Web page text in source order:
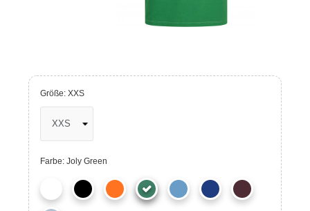
Größe: XXS
Farbe: Joly Green